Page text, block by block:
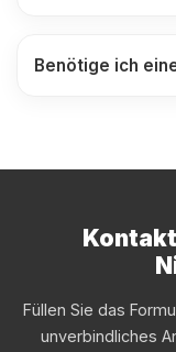
Benötige ich
Füllen Sie das
unverbindliches